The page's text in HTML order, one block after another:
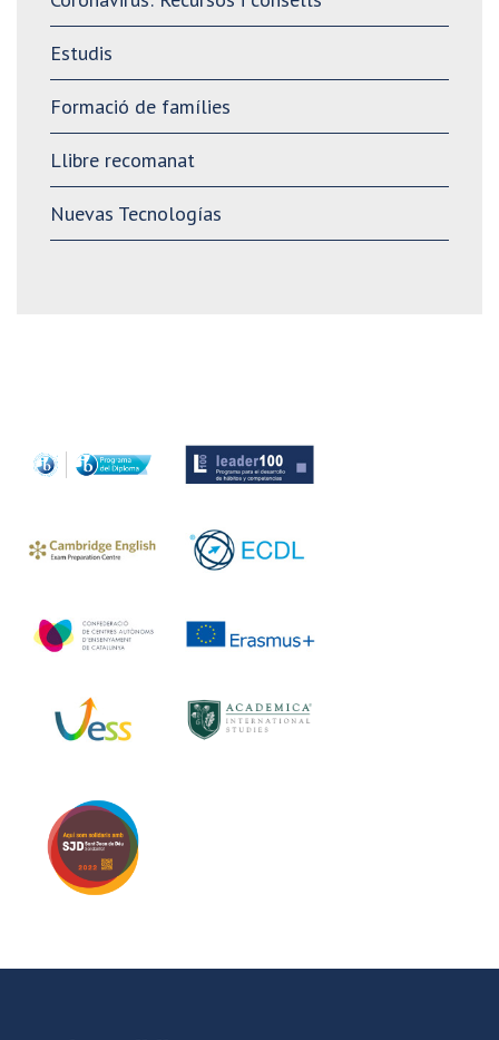
Estudis
Formació de famílies
Llibre recomanat
Nuevas Tecnologías